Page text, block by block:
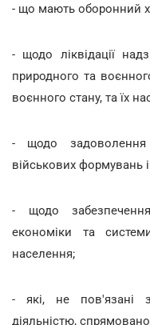
- що мають оборонний
- щодо ліквідації
природного та
воєнного стану, та їх
- щодо
військових формувань
- щодо забезпечення
економіки та
населення;
- які, не пов'язані
діяльністю,